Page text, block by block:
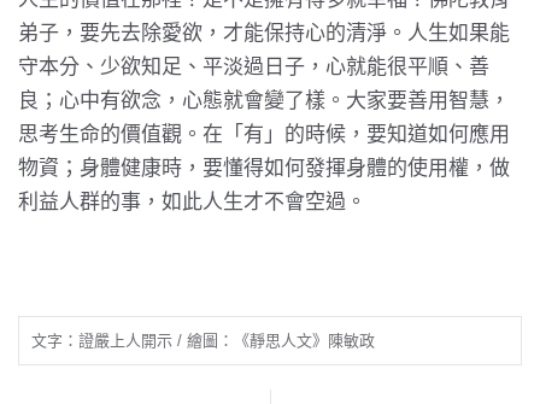
弟子，要先去除愛欲，才能保持心的清淨。人生如果能
守本分、少欲知足、平淡過日子，心就能很平順、善
良；心中有欲念，心態就會變了樣。大家要善用智慧，
思考生命的價值觀。在「有」的時候，要知道如何應用
物資；身體健康時，要懂得如何發揮身體的使用權，做
利益人群的事，如此人生才不會空過。
文字：證嚴上人開示 / 繪圖：《靜思人文》陳敏政